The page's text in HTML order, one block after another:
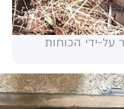
ידי הכוחות